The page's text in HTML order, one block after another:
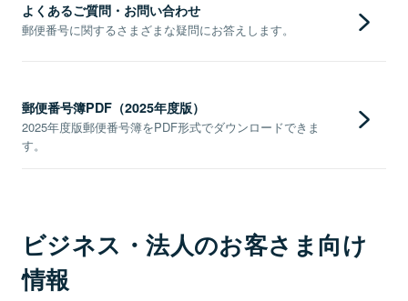
よくあるご質問・お問い合わせ
郵便番号に関するさまざまな疑問にお答えします。
郵便番号簿PDF（2025年度版）
2025年度版郵便番号簿をPDF形式でダウンロードできま
す。
ビジネス・法人のお客さま向け
情報